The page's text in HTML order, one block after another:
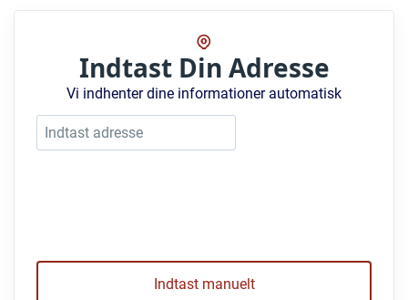
Indtast Din Adresse
Vi indhenter dine informationer automatisk
Indtast manuelt